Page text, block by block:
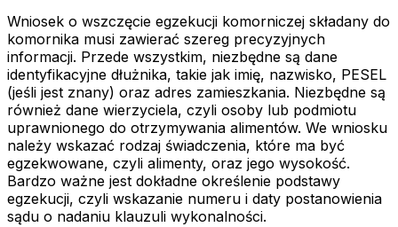
Wniosek o wszczęcie egzekucji komorniczej składany do
komornika musi zawierać szereg precyzyjnych
informacji. Przede wszystkim, niezbędne są dane
identyfikacyjne dłużnika, takie jak imię, nazwisko, PESEL
(jeśli jest znany) oraz adres zamieszkania. Niezbędne są
również dane wierzyciela, czyli osoby lub podmiotu
uprawnionego do otrzymywania alimentów. We wniosku
należy wskazać rodzaj świadczenia, które ma być
egzekwowane, czyli alimenty, oraz jego wysokość.
Bardzo ważne jest dokładne określenie podstawy
egzekucji, czyli wskazanie numeru i daty postanowienia
sądu o nadaniu klauzuli wykonalności.